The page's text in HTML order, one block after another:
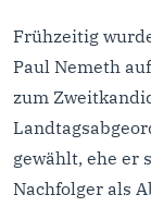
Frühzeitig
Paul Nemeth
zum
gewählt, ehe er
Nachfolger als